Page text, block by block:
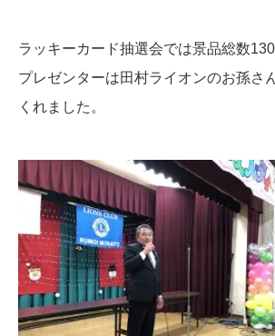
ラッキーカード抽選会では景品総数
プレゼンターは田村ライオンのお孫さ
くれました。